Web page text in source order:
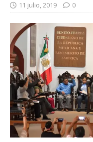
11 julio, 2019 0